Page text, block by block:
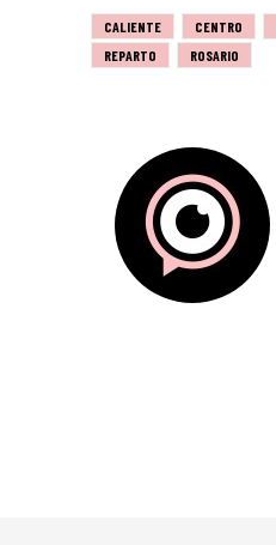
CALIENTE CENTRO
REPARTO
ROSARIO